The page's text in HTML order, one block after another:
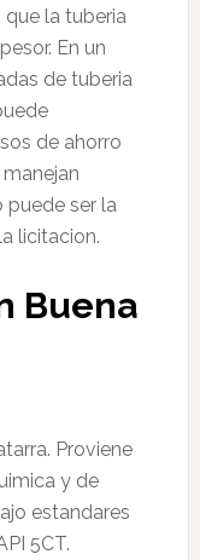
la tuberia
En un
de tuberia
de ahorro
puede ser la
licitacion.
Buena
Proviene
y de
estandares
5CT.